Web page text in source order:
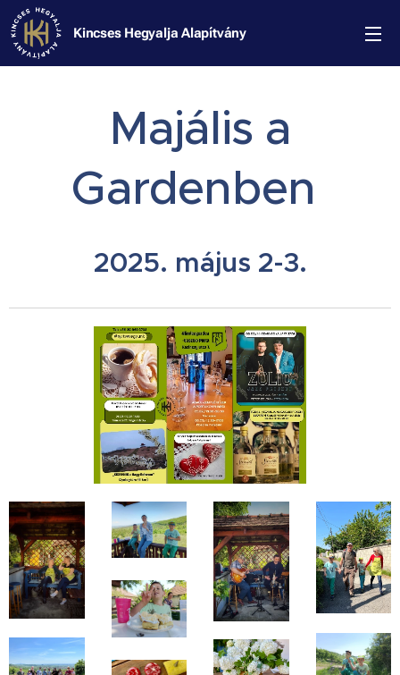
Kincses Hegyalja Alapítvány
Majális a
Gardenben
2025. május 2-3.